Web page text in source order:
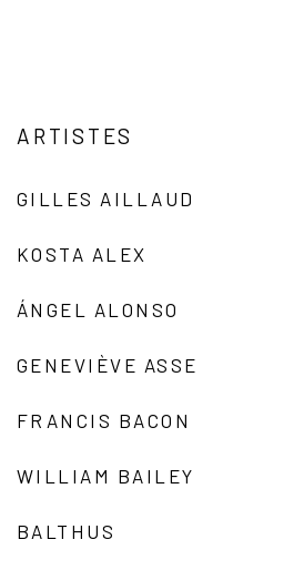
ARTISTES
GILLES AILLAUD
KOSTA ALEX
ÁNGEL ALONSO
GENEVIÈVE ASSE
FRANCIS BACON
WILLIAM BAILEY
BALTHUS